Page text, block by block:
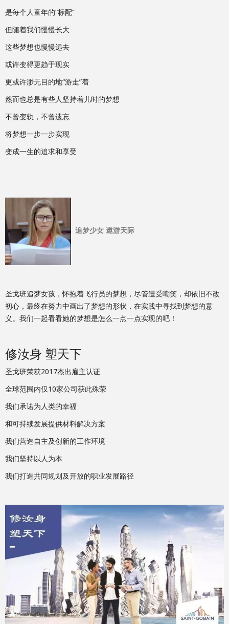
是每个人童年的“标配”
但随着我们慢慢长大
这些梦想也慢慢远去
或许变得更趋于现实
更或许渺无目的地“游走”着
然而也总是有些人坚持着儿时的梦想
不曾变轨，不曾遗忘
将梦想一步一步实现
变成一生的追求和享受
追梦少女 遨游天际
圣戈班追梦女孩，怀抱着飞行员的梦想，尽管遭受嘲笑，却依旧不改
初心，最终在努力中画出了梦想的形状，在实践中寻找到梦想的意
义。我们一起看看她的梦想是怎么一点一点实现的吧！
修汝身 塑天下
圣戈班荣获2017杰出雇主认证
全球范围内仅10家公司获此殊荣
我们承诺为人类的幸福
和可持续发展提供材料解决方案
我们营造自主及创新的工作环境
我们坚持以人为本
我们打造共同规划及开放的职业发展路径